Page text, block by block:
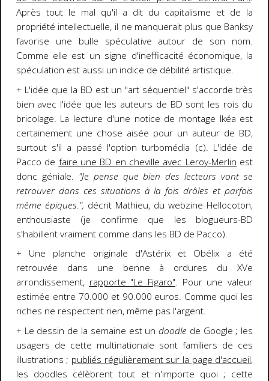
Après tout le mal qu'il a dit du capitalisme et de la
propriété intellectuelle, il ne manquerait plus que Banksy
favorise une bulle spéculative autour de son nom.
Comme elle est un signe d'inefficacité économique, la
spéculation est aussi un indice de débilité artistique.
+ L'idée que la BD est un "art séquentiel" s'accorde très
bien avec l'idée que les auteurs de BD sont les rois du
bricolage. La lecture d'une notice de montage Ikéa est
certainement une chose aisée pour un auteur de BD,
surtout s'il a passé l'option turbomédia (c). L'idée de
Pacco de faire une BD en cheville avec Leroy-Merlin est
donc géniale. "Je pense que bien des lecteurs vont se
retrouver dans ces situations à la fois drôles et parfois
même épiques.", décrit Mathieu, du webzine Hellocoton,
enthousiaste (je confirme que les blogueurs-BD
s'habillent vraiment comme dans les BD de Pacco).
+ Une planche originale d'Astérix et Obélix a été
retrouvée dans une benne à ordures du XVe
arrondissement, rapporte "Le Figaro". Pour une valeur
estimée entre 70.000 et 90.000 euros. Comme quoi les
riches ne respectent rien, même pas l'argent.
+ Le dessin de la semaine est undoodle de Google ; les
usagers de cette multinationale sont familiers de ces
illustrations ; publiés régulièrement sur la page d'accueil,
les doodles célèbrent tout et n'importe quoi ; cette